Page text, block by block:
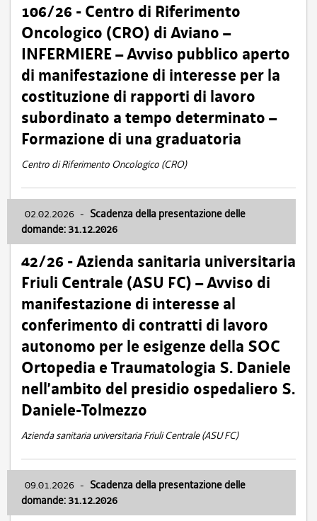
106/26 - Centro di Riferimento
Oncologico (CRO) di Aviano –
INFERMIERE – Avviso pubblico aperto
di manifestazione di interesse per la
costituzione di rapporti di lavoro
subordinato a tempo determinato –
Formazione di una graduatoria
Centro di Riferimento Oncologico (CRO)
02.02.2026 - Scadenza della presentazione delle
domande: 31.12.2026
42/26 - Azienda sanitaria universitaria
Friuli Centrale (ASU FC) – Avviso di
manifestazione di interesse al
conferimento di contratti di lavoro
autonomo per le esigenze della SOC
Ortopedia e Traumatologia S. Daniele
nell’ambito del presidio ospedaliero S.
Daniele-Tolmezzo
Azienda sanitaria universitaria Friuli Centrale (ASU FC)
09.01.2026 - Scadenza della presentazione delle
domande: 31.12.2026